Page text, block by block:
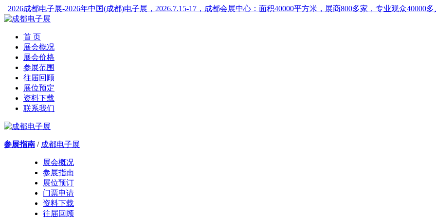
2026成都电子展-2026年中国(成都)电子展，2026.7.15-17，成都会展中心：面积40000平方米，展商800多家，专业观众40000
首 页
展会概况
展会价格
参展范围
往届回顾
展位预定
资料下载
联系我们
参展指南 / 成都电子展
展会概况
参展指南
展位预订
门票申请
资料下载
往届回顾